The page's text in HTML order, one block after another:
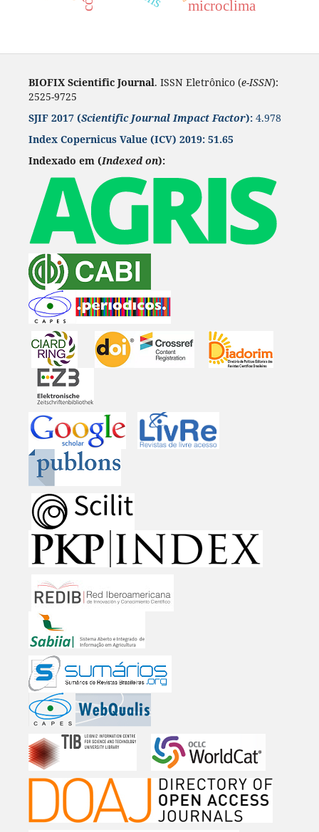
microclima
BIOFIX Scientific Journal. ISSN Eletrônico (e-ISSN):
2525-9725
SJIF 2017 (Scientific Journal Impact Factor):4.978
Index Copernicus Value(ICV) 2019: 51.65
Indexado em (Indexed on):